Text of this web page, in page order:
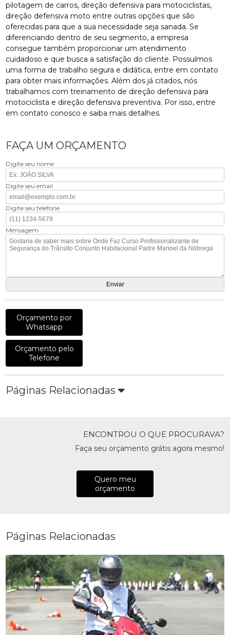
pilotagem de carros, direção defensiva para motociclistas,
direção defensiva moto entre outras opções que são
oferecidas para que a sua necessidade seja sanada. Se
diferenciando dentro de seu segmento, a empresa
consegue também proporcionar um atendimento
cuidadoso e que busca a satisfação do cliente. Possuímos
uma forma de trabalho segura e didática, entre em contato
para obter mais informações. Além dos já citados, nós
trabalhamos com treinamento de direção defensiva para
motociclista e direção defensiva preventiva. Por isso, entre
em contato conosco e saiba mais detalhes.
FAÇA UM ORÇAMENTO
Digite seu nome
Digite seu email
Digite seu telefone
Mensagem
Orçamento por
Whatsapp
Orçamento pelo
Telefone
Páginas Relacionadas
ENCONTROU O QUE PROCURAVA?
Faça seu orçamento grátis agora mesmo!
Quero meu
orçamento
Páginas Relacionadas